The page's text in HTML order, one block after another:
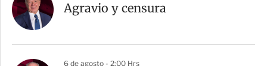
Agravio y censura
6 de agosto - 2:00 Hrs